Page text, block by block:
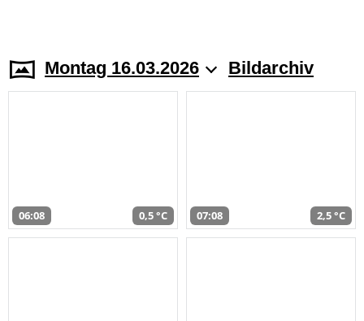
Montag 16.03.2026 Bildarchiv
06:08 0,5 °C 07:08 2,5 °C